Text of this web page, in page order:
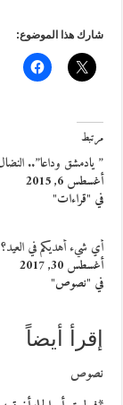
شارك هذا الموضوع:
مرتبط
” يادمشق وداعا”..
أغسطس 6, 2015
في "قراءات"
أي شيء أهديكم في العيد؟
أغسطس 30, 2017
في "نصوص"
إقرأ أيضاً
نصوص